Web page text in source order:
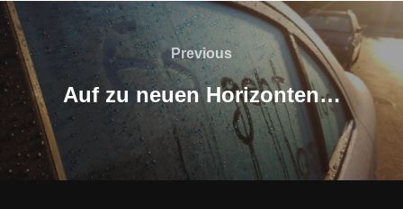
Beitragsnavigation
Previous
Previous
Auf zu neuen Horizonten…